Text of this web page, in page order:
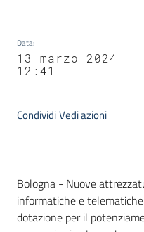
Data:
13 marzo 2024
12:41
CondividiVedi azioni
Contenuto
Bologna - Nuove
informatiche e
dotazione per il